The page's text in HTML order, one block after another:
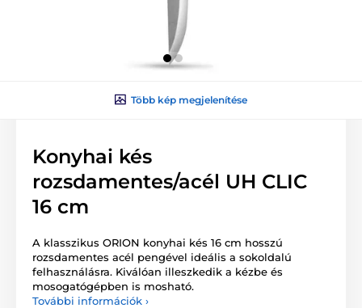
Több kép megjelenítése
Konyhai kés
rozsdamentes/acél UH CLIC
16 cm
A klasszikus ORION konyhai kés 16 cm hosszú
rozsdamentes acél pengével ideális a sokoldalú
felhasználásra. Kiválóan illeszkedik a kézbe és
mosogatógépben is mosható.
További információk ›